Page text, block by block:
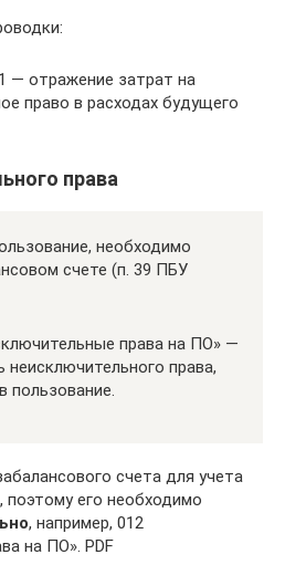
— отражение затрат на
право в расходах будущего
права
необходимо
счете (п. 39 ПБУ
права на ПО» —
неисключительного права,
пользование.
счета для учета
поэтому его необходимо
, например, 012
на ПО». PDF